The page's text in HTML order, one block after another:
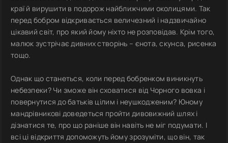
краї й вирушити в подорож найближчими околицями. Так
перед бобром відкривається величезний і надзвичайно
цікавий світ, про який йому ніхто не розповідав. Крім того,
малюк зустрічає дивних створінь – єнота, скунса, рисенка
тощо.
Однак що станеться, коли перед бобренком виникнуть
небезпеки? Чи зможе він сховатися від Чорного вовка і
повернутися до батьків цілим і неушкодженим? Юному
мандрівникові доведеться пройти дивовижний шлях і
дізнатися те, про що раніше він навіть не міг подумати. І
всі ці відкриття допоможуть йому зрозуміти, що він, так